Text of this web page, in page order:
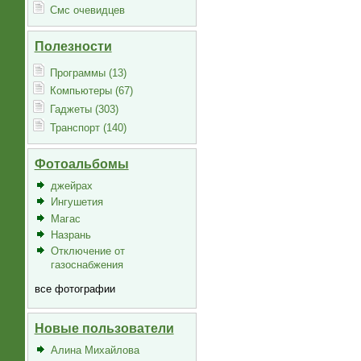
Смс очевидцев
Полезности
Программы (13)
Компьютеры (67)
Гаджеты (303)
Транспорт (140)
Фотоальбомы
джейрах
Ингушетия
Магас
Назрань
Отключение от
газоснабжения
все фотографии
Новые пользователи
Алина Михайлова